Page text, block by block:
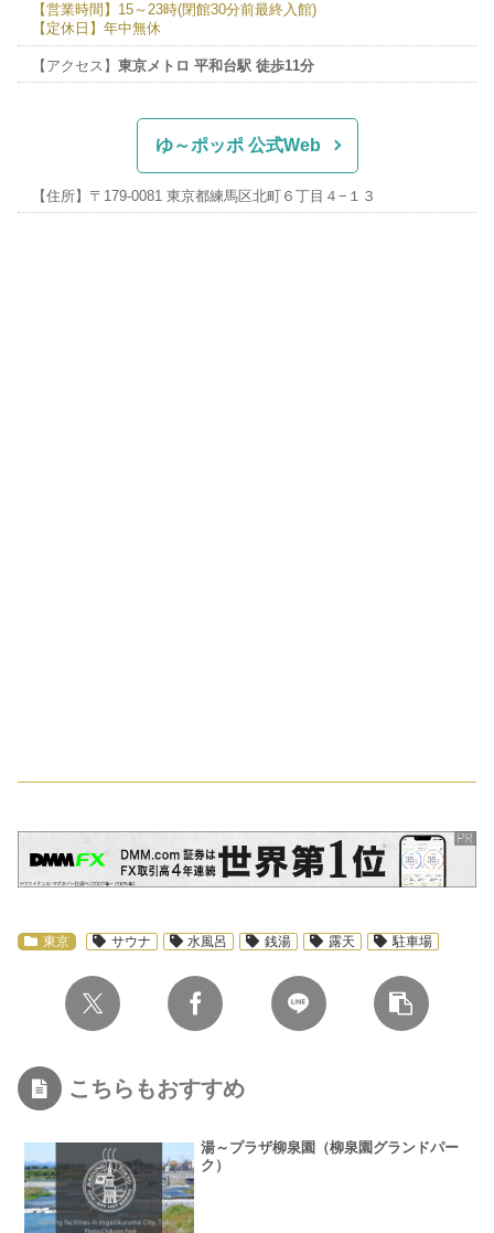
【営業時間】15～23時(閉館30分前最終入館)
【定休日】年中無休
【アクセス】 東京メトロ 平和台駅 徒歩11分
ゆ～ポッポ 公式Web
【住所】〒179-0081 東京都練馬区北町６丁目４−１３
スポンサーリンク
東京 サウナ 水風呂 銭湯 露天 駐車場
こちらもおすすめ
湯～プラザ柳泉園（柳泉園グランドパー
ク）